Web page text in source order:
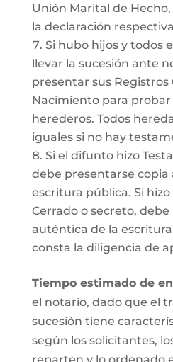
Unión Marital de
la declaración
Si hubo hijos y todos
llevar la sucesión ante
presentar sus Registros
Nacimiento para probar
herederos. Todos
iguales si no hay
Si el difunto hizo
debe presentarse copia
escritura pública. Si
Cerrado o secreto,
auténtica de la
consta la diligencia de
Tiempo estimado de
el notario, dado que el
sucesión tiene
según los solicitantes,